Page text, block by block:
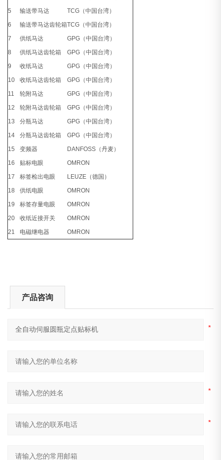
5
输送带马达
TCG（中国台湾）
6
输送带马达齿轮箱TCG（中国台湾）
7
供纸马达
GPG（中国台湾）
8
供纸马达齿轮箱
GPG（中国台湾）
9
收纸马达
GPG（中国台湾）
10
收纸马达齿轮箱
GPG（中国台湾）
11
轮附马达
GPG（中国台湾）
12
轮附马达齿轮箱
GPG（中国台湾）
13
分瓶马达
GPG（中国台湾）
14
分瓶马达齿轮箱
GPG（中国台湾）
15
变频器
DANFOSS（丹麦）
16
贴标电眼
OMRON
17
标签检出电眼
LEUZE（德国）
18
供纸电眼
OMRON
19
标签存量电眼
OMRON
20
收纸近接开关
OMRON
21
电磁继电器 OMRON
产品咨询